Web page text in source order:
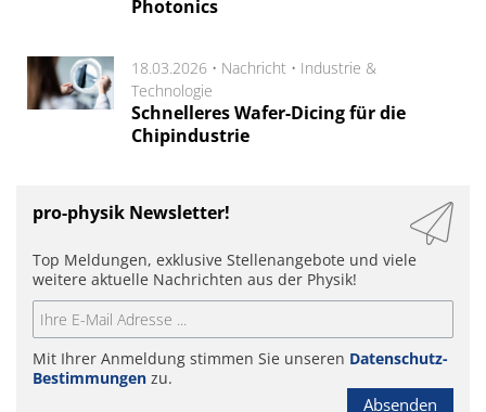
Photonics
18.03.2026 • Nachricht • Industrie &
Technologie
Schnelleres Wafer-Dicing für die
Chipindustrie
pro-physik Newsletter!
Top Meldungen, exklusive Stellenangebote und viele
weitere aktuelle Nachrichten aus der Physik!
Mit Ihrer Anmeldung stimmen Sie unseren Datenschutz-
Bestimmungen zu.
Absenden